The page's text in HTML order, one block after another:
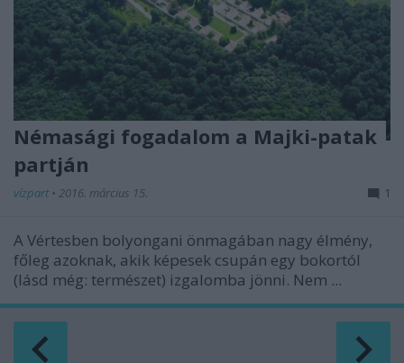
Némasági fogadalom a Majki-patak
partján
vízpart • 2016. március 15. 1
A Vértesben bolyongani önmagában nagy élmény,
főleg azoknak, akik képesek csupán egy bokortól
(lásd még: természet) izgalomba jönni. Nem ...